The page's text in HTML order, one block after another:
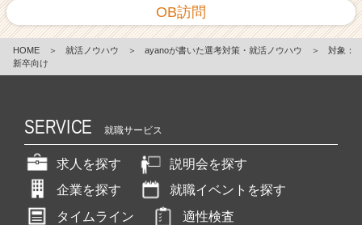
OB訪問
HOME ＞ 就活ノウハウ ＞ ayanoが書いた選考対策・就活ノウハウ ＞
対象：
新卒向け
SERVICE 就職サービス
求人を探す
説明会を探す
企業を探す
就職イベントを探す
タイムライン
適性検査